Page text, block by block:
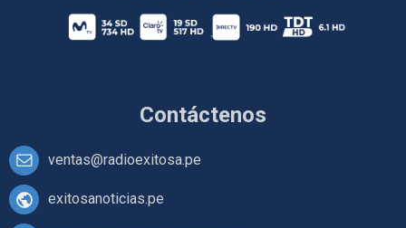
Contáctenos
ventas@radioexitosa.pe
exitosanoticias.pe